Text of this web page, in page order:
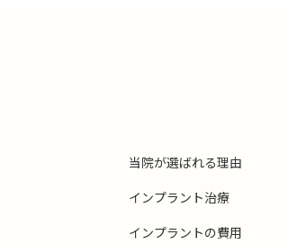
当院が選ばれる理由
インプラント治療
インプラントの費用